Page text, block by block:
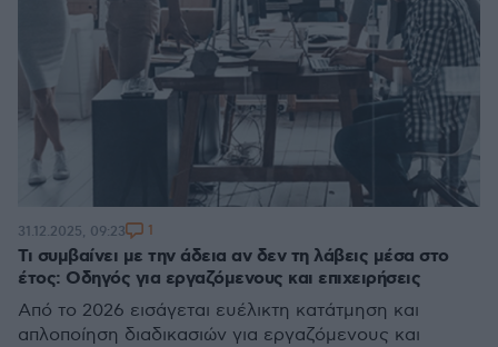
Τι συμβαίνει με την άδεια αν δεν τη λάβεις μέσα στο
έτος: Οδηγός για εργαζόμενους και επιχειρήσεις
Από το 2026 εισάγεται ευέλικτη κατάτμηση και
απλοποίηση διαδικασιών για εργαζόμενους και
31.12.2025, 09:23 1